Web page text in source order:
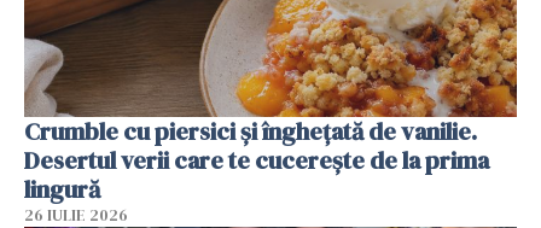
Crumble cu piersici și înghețată de vanilie.
Desertul verii care te cucerește de la prima
lingură
26 IULIE 2026